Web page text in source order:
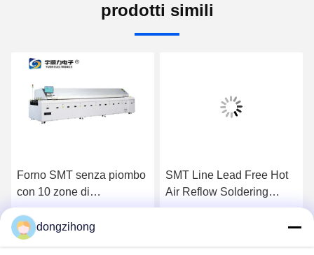
prodotti simili
Forno SMT senza piombo
con 10 zone di
riscaldamento e controllo
della temperatura PID per
la produzione di PCB
SMT Line Lead Free Hot
Air Reflow Soldering
Machine YS-1000
dongzihong